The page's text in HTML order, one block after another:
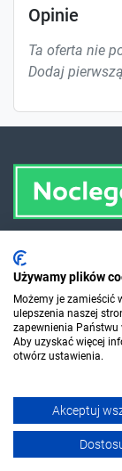
Opinie
Ta oferta nie
Dodaj
Wyślij
Dla
Dla
© 2006-2026
Używamy plików
Możemy je zamieścić
ulepszenia naszej
zapewnienia Państwu
Aby uzyskać więcej
otwórz ustawienia.
Akceptuj